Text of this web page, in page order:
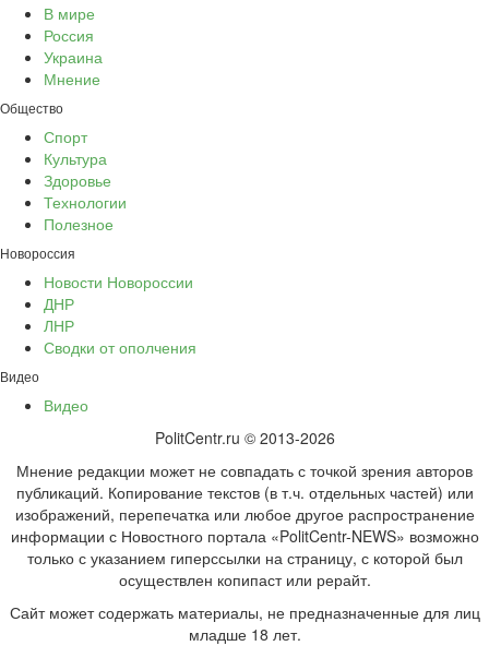
В мире
Россия
Украина
Мнение
Общество
Спорт
Культура
Здоровье
Технологии
Полезное
Новороссия
Новости Новороссии
ДНР
ЛНР
Сводки от ополчения
Видео
Видео
PolitCentr.ru © 2013-2026
Мнение редакции может не совпадать с точкой зрения авторов
публикаций. Копирование текстов (в т.ч. отдельных частей) или
изображений, перепечатка или любое другое распространение
информации с Новостного портала «PolitCentr-NEWS» возможно
только с указанием гиперссылки на страницу, с которой был
осуществлен копипаст или рерайт.
Сайт может содержать материалы, не предназначенные для лиц
младше 18 лет.